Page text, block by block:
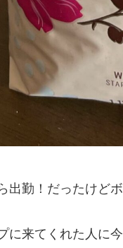
出勤！だったけど
に来てくれた人に